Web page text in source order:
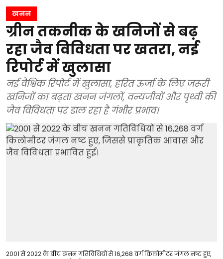
खनन
ग्रीन तकनीक के खनिजों से बढ़
रहा जैव विविधता पर खतरा, नई
रिपोर्ट में खुलासा
नई वैश्विक रिपोर्ट में खुलासा, हरित ऊर्जा के लिए जरूरी
खनिजों का बढ़ता खनन जंगलों, वन्यजीवों और पृथ्वी की
जैव विविधता पर डाल रहा है गंभीर प्रभाव।
2001 से 2022 के बीच खनन गतिविधियों से 16,268 वर्ग किलोमीटर जंगल नष्ट हुए,